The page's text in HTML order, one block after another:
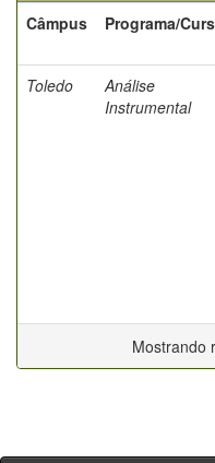
Câmpus
Programa/
Toledo
Análise
Instrumental
Mostrando